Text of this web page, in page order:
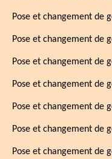
Pose et changement de
Pose et changement de
Pose et changement de
Pose et changement de
Pose et changement de
Pose et changement de
Pose et changement de